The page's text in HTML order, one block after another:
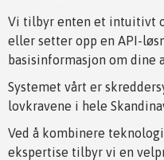
Vi tilbyr enten et intuitivt
eller setter opp en API-
basisinformasjon om dine
Systemet vårt er
lovkravene i hele
Ved å kombinere
ekspertise tilbyr vi en